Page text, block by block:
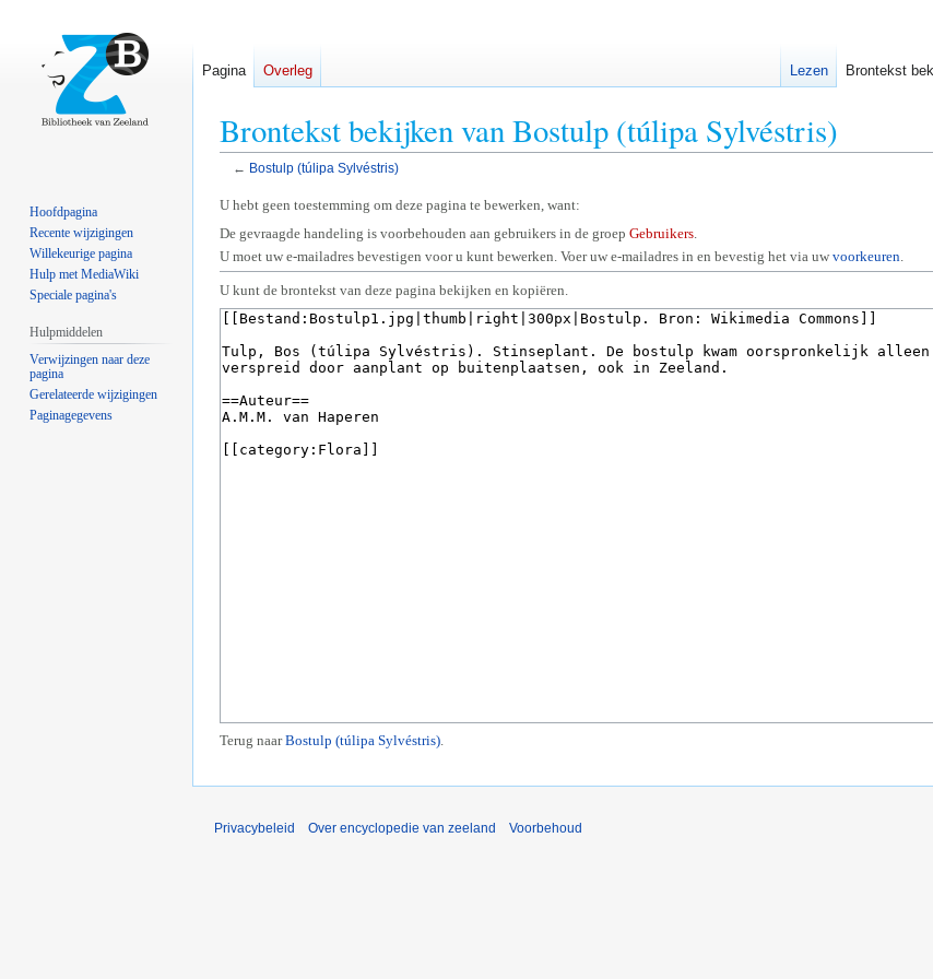
Brontekst bekijken van Bostulp (túlipa Sylvéstris)
← Bostulp (túlipa Sylvéstris)
Naar
navigatie
springen
Naar
zoeken
springen
U hebt geen toestemming om deze pagina te bewerken, want:
De gevraagde handeling is voorbehouden aan gebruikers in de groep Gebruikers.
U moet uw e-mailadres bevestigen voor u kunt bewerken. Voer uw e-mailadres in en bevestig het via uw voorkeuren.
U kunt de brontekst van deze pagina bekijken en kopiëren.
Terug naarBostulp (túlipa Sylvéstris).
Pagina Overleg Lezen Brontekst
Hoofdpagina
Recente wijzigingen
Willekeurige pagina
Hulp met MediaWiki
Speciale pagina's
Hulpmiddelen
Verwijzingen naar deze
pagina
Gerelateerde wijzigingen
Paginagegevens
Privacybeleid Over encyclopedie van zeeland Voorbehoud